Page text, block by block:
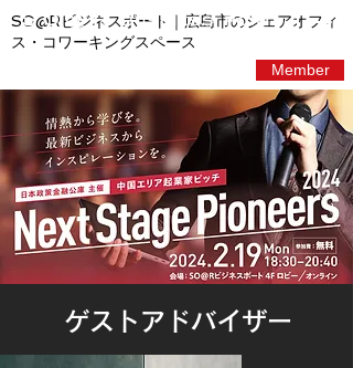
Member
SO@Rビジネスポート｜広島市のシェアオフィ
ス・コワーキングスペース
ゲストアドバイザー